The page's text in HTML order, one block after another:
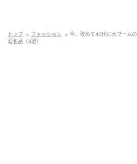
「自分の好きなものを購入した
クローゼットには古いものばか
トップ ファッション
今、改めて40代に大ブーム
涯名品〈4選〉